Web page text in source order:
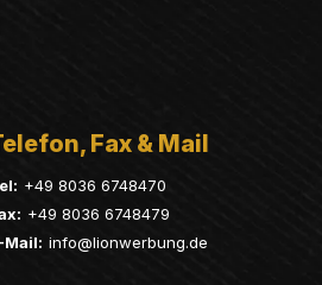
Fax & Mail
+49 8036 6748470
+49 8036 6748479
Mail: info@lionwerbung.de